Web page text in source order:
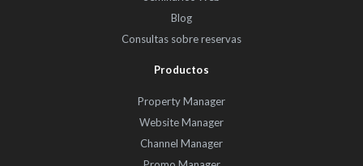
Blog
Consultas sobre reservas
Productos
Property Manager
Website Manager
Channel Manager